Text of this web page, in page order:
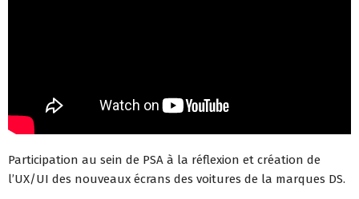
Participation au sein de PSA à la réflexion et création de
l’UX/UI des nouveaux écrans des voitures de la marques DS.